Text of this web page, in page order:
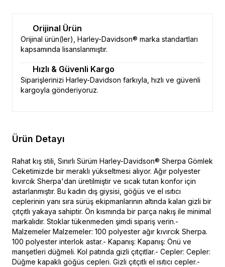
Orijinal Ürün
Orijinal ürün(ler), Harley-Davidson® marka standartları
kapsamında lisanslanmıştır.
Hızlı & Güvenli Kargo
Siparişlerinizi Harley-Davidson farkıyla, hızlı ve güvenli
kargoyla gönderiyoruz.
Ürün Detayı
Rahat kış stili, Sınırlı Sürüm Harley-Davidson® Sherpa Gömlek
Ceketimizde bir meraklı yükseltmesi alıyor. Ağır polyester
kıvırcık Sherpa'dan üretilmiştir ve sıcak tutan konfor için
astarlanmıştır. Bu kadın dış giysisi, göğüs ve el ısıtıcı
ceplerinin yanı sıra sürüş ekipmanlarının altında kalan gizli bir
çıtçıtlı yakaya sahiptir. Ön kısmında bir parça nakış ile minimal
markalıdır. Stoklar tükenmeden şimdi sipariş verin.-
Malzemeler Malzemeler: 100 polyester ağır kıvırcık Sherpa.
100 polyester interlok astar.- Kapanış: Kapanış: Önü ve
manşetleri düğmeli. Kol patında gizli çıtçıtlar.- Cepler: Cepler:
Düğme kapaklı göğüs cepleri. Gizli çıtçıtlı el ısıtıcı cepler.-